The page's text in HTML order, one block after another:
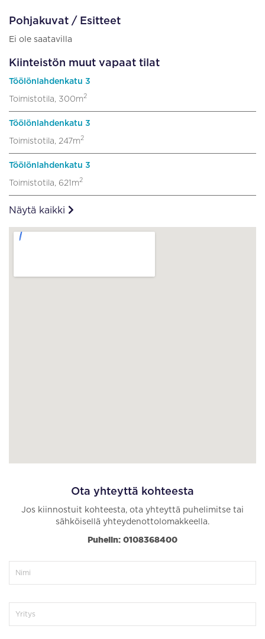
Pohjakuvat / Esitteet
Ei ole saatavilla
Kiinteistön muut vapaat tilat
Töölönlahdenkatu 3
Toimistotila, 300m2
Töölönlahdenkatu 3
Toimistotila, 247m2
Töölönlahdenkatu 3
Toimistotila, 621m2
Näytä kaikki
Ota yhteyttä kohteesta
Jos kiinnostuit kohteesta, ota yhteyttä puhelimitse tai
sähköisellä yhteydenottolomakkeella.
Puhelin: 0108368400